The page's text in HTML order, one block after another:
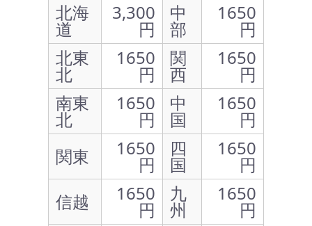
北海
道
3,300
円
中
部
1650
円
北東
北
1650
円
関
西
1650
円
南東
北
1650
円
中
国
1650
円
関東
1650
円
四
国
1650
円
信越
1650
円
九
州
1650
円